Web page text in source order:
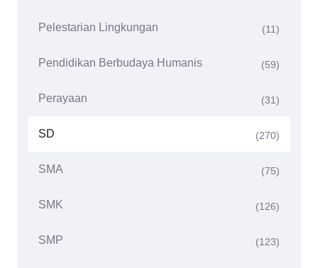
Pelestarian Lingkungan (11)
Pendidikan Berbudaya Humanis (59)
Perayaan (31)
SD (270)
SMA (75)
SMK (126)
SMP (123)